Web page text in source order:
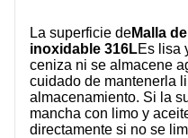
La superficie deMalla
inoxidable 316LEs lisa
ceniza ni se almacene
cuidado de mantenerla
almacenamiento. Si la
mancha con limo y
directamente si no se